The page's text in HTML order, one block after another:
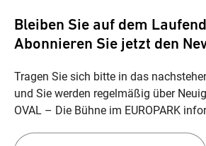
Bleiben Sie auf dem
Abonnieren Sie jetzt den
Tragen Sie sich bitte in das
und Sie werden regelmäßig über
OVAL – Die Bühne im EUROPARK